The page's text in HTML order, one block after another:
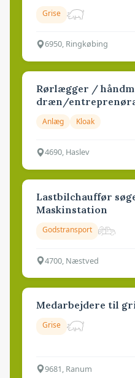
Grise
6950, Ringkøbing
Rørlægger /
dræn/
Anlæg Kloak
4690, Haslev
Lastbilchauffør
Maskinstation
Godstransport
4700, Næstved
Medarbejdere til
Grise
9681, Ranum